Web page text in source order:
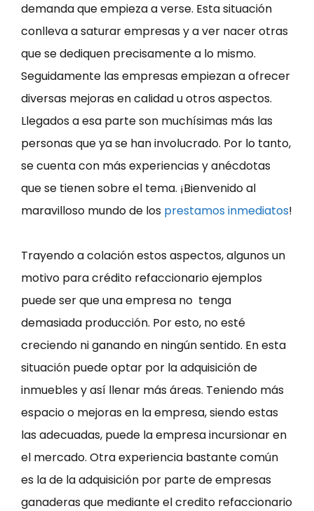
demanda que empieza a verse. Esta situación
conlleva a saturar empresas y a ver nacer otras
que se dediquen precisamente a lo mismo.
Seguidamente las empresas empiezan a ofrecer
diversas mejoras en calidad u otros aspectos.
Llegados a esa parte son muchísimas más las
personas que ya se han involucrado. Por lo tanto,
se cuenta con más experiencias y anécdotas
que se tienen sobre el tema. ¡Bienvenido al
maravilloso mundo de los prestamos inmediatos!
Trayendo a colación estos aspectos, algunos un
motivo para crédito refaccionario ejemplos
puede ser que una empresa no tenga
demasiada producción. Por esto, no esté
creciendo ni ganando en ningún sentido. En esta
situación puede optar por la adquisición de
inmuebles y así llenar más áreas. Teniendo más
espacio o mejoras en la empresa, siendo estas
las adecuadas, puede la empresa incursionar en
el mercado. Otra experiencia bastante común
es la de la adquisición por parte de empresas
ganaderas que mediante el credito refaccionario